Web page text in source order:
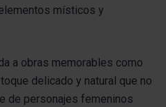
místicos y
a obras memorables como
toque delicado y natural que no
de personajes femeninos